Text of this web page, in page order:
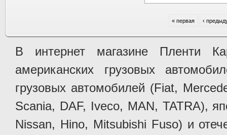
« первая ‹
В интернет магазине Пленти
американских грузовых
грузовых автомобилей (Fiat,
Scania, DAF, Iveco, MAN, TATRA),
Nissan, Hino, Mitsubishi Fuso) и